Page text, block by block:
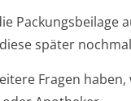
Packungsbeilage
später
Fragen haben,